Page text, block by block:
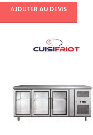
AJOUTER AU DEVIS